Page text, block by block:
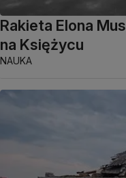
Rakieta Elona
na Księżycu
NAUKA